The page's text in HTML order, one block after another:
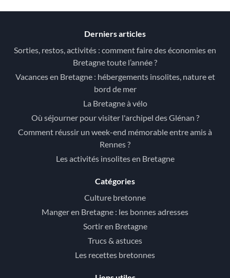
Derniers articles
Sorties, restos, activités : comment faire des économies en
Bretagne toute l’année ?
Vacances en Bretagne : hébergements insolites, nature et
bord de mer
La Bretagne à vélo
Où séjourner pour visiter l'archipel des Glénan ?
Comment réussir un week-end mémorable entre amis à
Rennes ?
Les activités insolites en Bretagne
Catégories
Culture bretonne
Manger en Bretagne : les bonnes adresses
Sortir en Bretagne
Trucs & astuces
Les recettes bretonnes